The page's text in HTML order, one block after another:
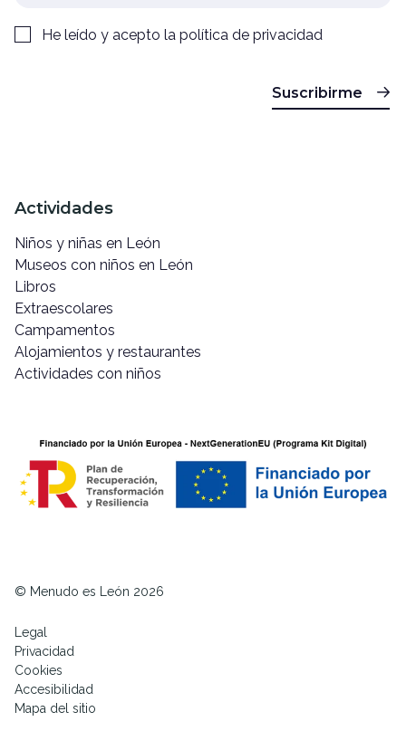
He leído y acepto la política de privacidad
Suscribirme
Actividades
Niños y niñas en León
Museos con niños en León
Libros
Extraescolares
Campamentos
Alojamientos y restaurantes
Actividades con niños
© Menudo es León 2026
Legal
Privacidad
Cookies
Accesibilidad
Mapa del sitio